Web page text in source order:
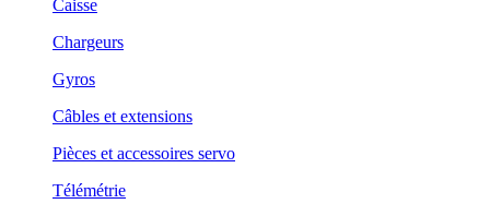
Caisse
Chargeurs
Gyros
Câbles et extensions
Pièces et accessoires servo
Télémétrie